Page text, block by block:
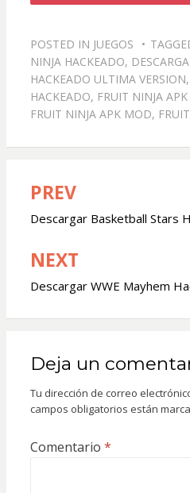
POSTED IN JUEGOS
NINJA HACKEADO,
HACKEADO ULTIMA VERSION,
HACKEADO, FRUIT NINJA
FRUIT NINJA APK MOD,
Navegación
de
entradas
PREV
Descargar Basketball Stars
NEXT
Descargar WWE Mayhem
Deja un
Tu dirección de correo
campos obligatorios están
Comentario *